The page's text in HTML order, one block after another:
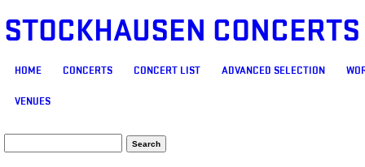
STOCKHAUSEN
MAIN MENU
HOME CONCERTS CONCERT LIST ADVANCED SELECTION
VENUES
SEARCH FORM